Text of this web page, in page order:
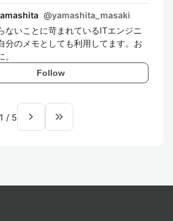
@yamashita_masaki
ないことに苛まれているITエンジニ
分のメモとしても利用してます。お
Follow
1 / 5 navigate_next keyboard_double_arrow_right